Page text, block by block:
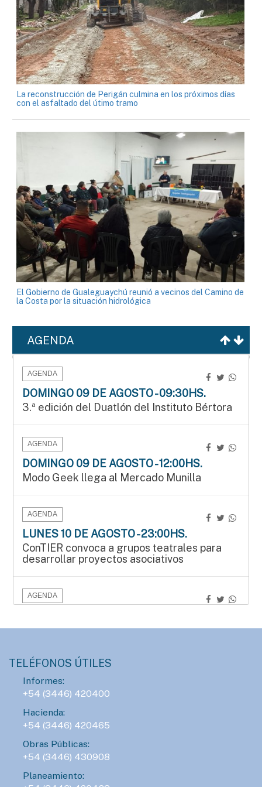
La reconstrucción de Perigán culmina en los próximos días
con el asfaltado del útimo tramo
El Gobierno de Gualeguaychú reunió a vecinos del Camino de
la Costa por la situación hidrológica
AGENDA
AGENDA
DOMINGO 09 DE AGOSTO - 09:30HS.
3.ª edición del Duatlón del Instituto Bértora
AGENDA
DOMINGO 09 DE AGOSTO - 12:00HS.
Modo Geek llega al Mercado Munilla
AGENDA
LUNES 10 DE AGOSTO - 23:00HS.
ConTIER convoca a grupos teatrales para
desarrollar proyectos asociativos
AGENDA
Manos que crean en el Mercado Munilla
AGENDA
SÁBADO 15 DE AGOSTO - 16:00HS.
Gran Prix Chipote 2026 de ajedrez blitz
DOMINGO 16 DE AGOSTO - 14:00HS.
Fiesta del Día del Niño
TELÉFONOS ÚTILES
Informes:
+54 (3446) 420400
Hacienda:
+54 (3446) 420465
Obras Públicas:
+54 (3446) 430908
Planeamiento: